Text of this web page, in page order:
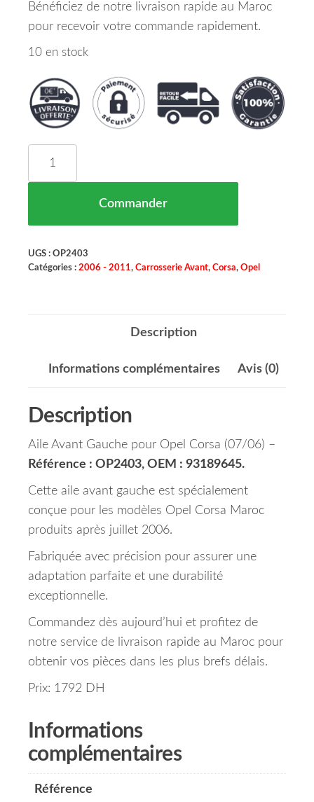
Bénéficiez de notre livraison rapide au Maroc
pour recevoir votre commande rapidement.
10 en stock
Commander
UGS : OP2403
Catégories : 2006 - 2011, Carrosserie Avant, Corsa, Opel
Description
Informations complémentaires Avis (0)
Description
Aile Avant Gauche pour Opel Corsa (07/06) –
Référence : OP2403, OEM : 93189645.
Cette aile avant gauche est spécialement
conçue pour les modèles Opel Corsa Maroc
produits après juillet 2006.
Fabriquée avec précision pour assurer une
adaptation parfaite et une durabilité
exceptionnelle.
Commandez dès aujourd’hui et profitez de
notre service de livraison rapide au Maroc pour
obtenir vos pièces dans les plus brefs délais.
Prix: 1792 DH
Informations
complémentaires
Référence